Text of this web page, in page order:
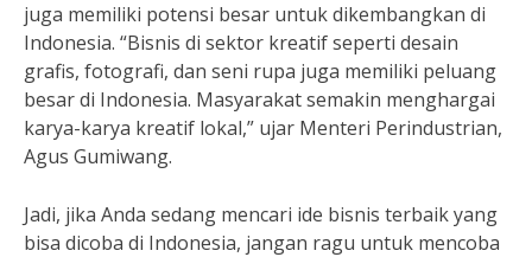
juga memiliki potensi besar untuk dikembangkan di
Indonesia. “Bisnis di sektor kreatif seperti desain
grafis, fotografi, dan seni rupa juga memiliki peluang
besar di Indonesia. Masyarakat semakin menghargai
karya-karya kreatif lokal,” ujar Menteri Perindustrian,
Agus Gumiwang.
Jadi, jika Anda sedang mencari ide bisnis terbaik yang
bisa dicoba di Indonesia, jangan ragu untuk mencoba